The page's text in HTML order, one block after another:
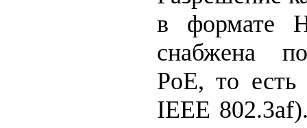
в формате
снабжена
PoE, то
IEEE